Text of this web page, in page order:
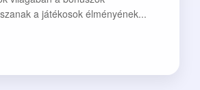
a játékosok élményének...